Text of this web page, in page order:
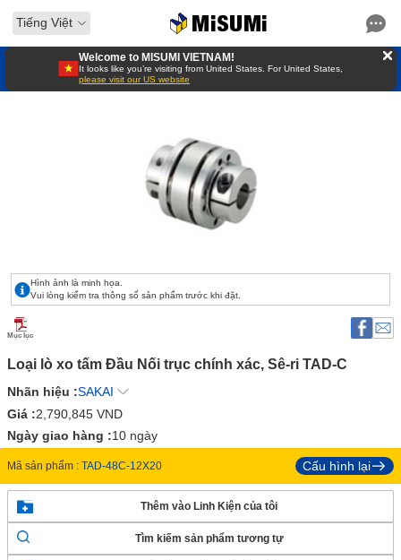
Tiếng Việt
Welcome to MISUMI VIETNAM!
It looks like you’re visiting from United States. For United States,
please visit our US website
Hình ảnh là minh họa.
Vui lòng kiểm tra thông số sản phẩm trước khi đặt.
Mục lục
Loại lò xo tấm Đầu Nối trục chính xác, Sê-ri TAD-C
Nhãn hiệu :SAKAI
Giá :2,790,845 VND
Ngày giao hàng :10 ngày
Mã sản phẩm : TAD-48C-12X20 Cấu hình lại
Thêm vào Linh Kiện của tôi
Tìm kiếm sản phẩm tương tự